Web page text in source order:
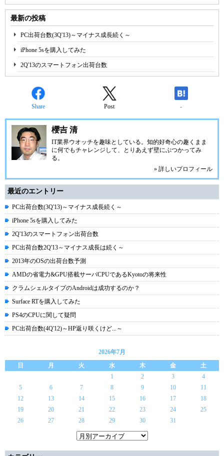
最新の投稿
PC出荷台数(3Q'13)～マイナス成長続く～
iPhone 5sを購入してみた
2Q'13のスマートフォン出荷台数
Share Post -
櫻吉 清
IT業界ウオッチを趣味としている。知的好奇心の趣くまま
に何でもチャレンジして、とりあえず壁にぶつかってみ
る。
» 詳しいプロフィール
最近のエントリー
PC出荷台数(3Q'13)～マイナス成長続く～
iPhone 5sを購入してみた
2Q'13のスマートフォン出荷台数
PC出荷台数2Q'13～マイナス成長は続く～
2013年のOSの出荷台数予測
AMDの省電力&GPU搭載サーバCPUであるKyotoの将来性
クラムシェルタイプのAndroidは成功するのか？
Surface RTを購入してみた
PS4のCPUに関して疑問
PC出荷台数(4Q'12)～HP返り咲くけど...～
2026年7月
日
月 火 水 木 金
土
1
2 3
4
5
6 7 8 9 10
11
12
13 14 15 16 17
18
19
20 21 22 23 24
25
26
27 28 29 30 31